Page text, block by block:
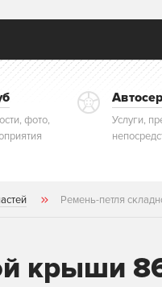
фото,
Услуги,
Ремень-петля
крыши